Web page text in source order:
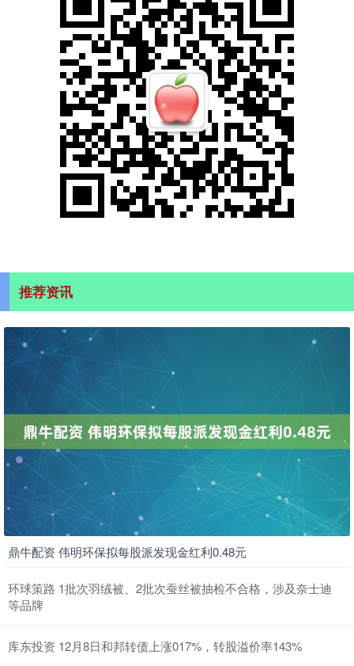
推荐资讯
鼎牛配资 伟明环保拟每股派发现金红利0.48元
环球策路 1批次羽绒被、2批次蚕丝被抽检不合格，涉及奈士迪
等品牌
库东投资 12月8日和邦转债上涨017%，转股溢价率143%